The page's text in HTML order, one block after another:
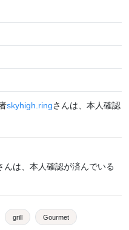
skyhigh.ringさんは、本人確認
んは、本人確認が済んでいる
grill Gourmet